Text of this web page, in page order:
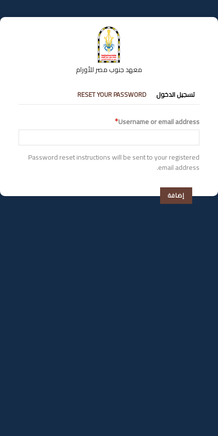
إلى
المحتوى
معهد جنوب مصر للأورام
التبويبات
الأساسية
تسجيل الدخول RESET YOUR PASSWORD
Username or email address
Password reset instructions will be sent to your registered
email address.